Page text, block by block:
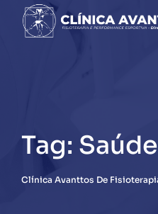
content
Tag: Saúde
Clínica Avanttos De